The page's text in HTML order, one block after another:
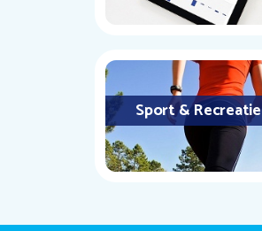
Sport & Recreatie